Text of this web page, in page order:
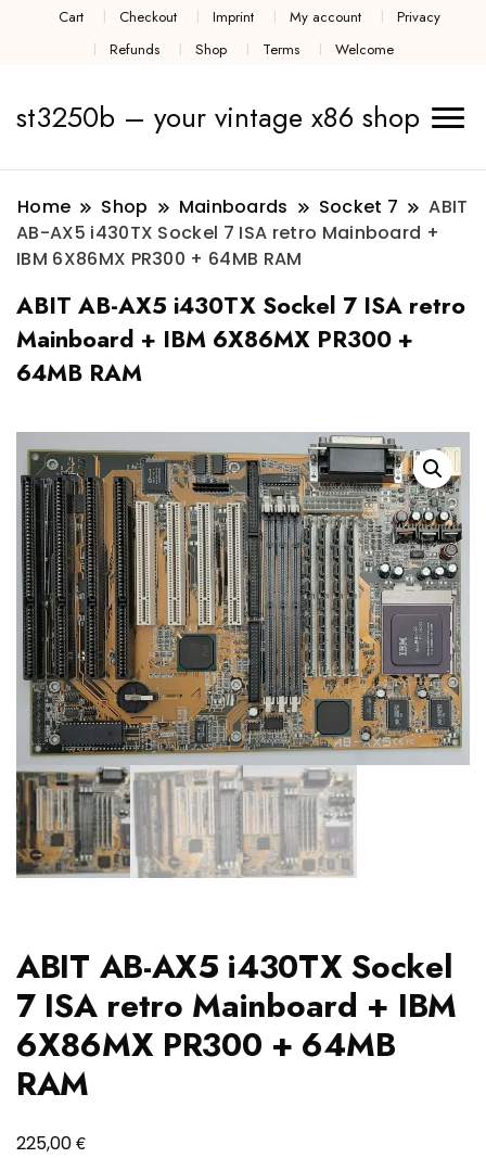
Cart Checkout Imprint My account
Privacy
Refunds
Shop Terms Welcome
st3250b – your vintage x86 shop
Home Shop Mainboards Socket 7
ABIT
AB-AX5 i430TX Sockel 7 ISA retro Mainboard +
IBM 6X86MX PR300 + 64MB RAM
ABIT AB-AX5 i430TX Sockel 7 ISA retro
Mainboard + IBM 6X86MX PR300 +
64MB RAM
ABIT AB-AX5 i430TX Sockel
7 ISA retro Mainboard + IBM
6X86MX PR300 + 64MB
RAM
225,00€